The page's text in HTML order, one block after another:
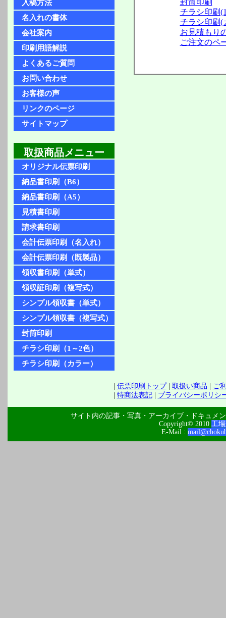
チラシ印刷
チラシ印刷(
お見積もり
ご注文のペ
入稿方法
名入れの書体
会社案内
印刷用語解説
よくあるご質問
お問い合わせ
お客様の声
リンクのページ
サイトマップ
取扱商品メニュー
オリジナル伝票印刷
納品書印刷（B6）
納品書印刷（A5）
見積書印刷
請求書印刷
会計伝票印刷（名入れ）
会計伝票印刷（既製品）
領収書印刷（単式）
領収証印刷（複写式）
シンプル領収書（単式）
シンプル領収書（複写式）
封筒印刷
チラシ印刷（1～2色）
チラシ印刷（カラー）
| 伝票印刷トップ| 取扱い商品 | ご
| 特商法表記| プライバシーポリシ
サイト内の記事・写真・アーカイブ・ドキュメ
Copyright© 2010 工
E-Mail :